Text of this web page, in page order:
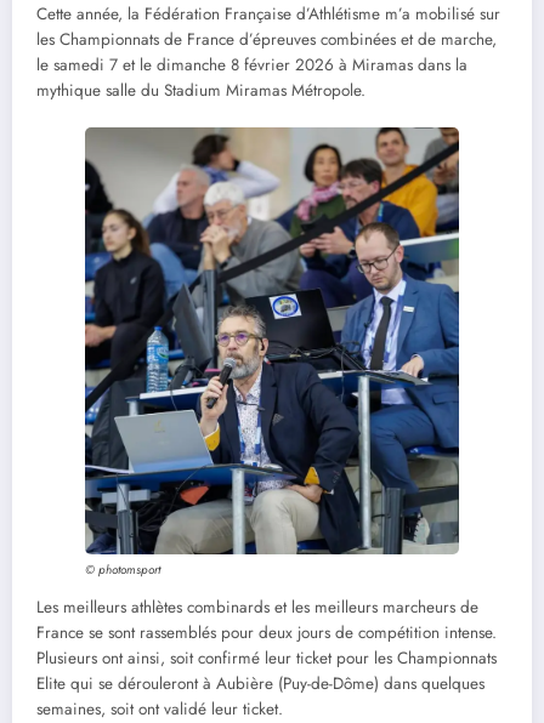
Cette année, la Fédération Française d’Athlétisme m’a mobilisé sur
les Championnats de France d’épreuves combinées et de marche,
le samedi 7 et le dimanche 8 février 2026 à Miramas dans la
mythique salle du Stadium Miramas Métropole.
© photomsport
Les meilleurs athlètes combinards et les meilleurs marcheurs de
France se sont rassemblés pour deux jours de compétition intense.
Plusieurs ont ainsi, soit confirmé leur ticket pour les Championnats
Elite qui se dérouleront à Aubière (Puy-de-Dôme) dans quelques
semaines, soit ont validé leur ticket.